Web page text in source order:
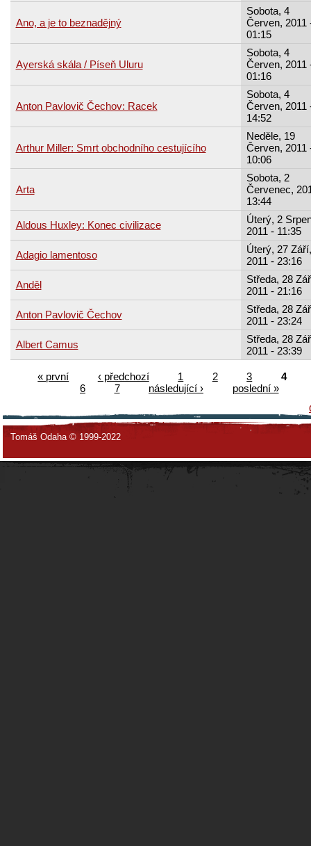
Ano, a je to beznadějný
Sobota, 4
Červen, 2011
01:15
Ayerská skála / Píseň Uluru
Sobota, 4
Červen, 2011
01:16
Anton Pavlovič Čechov: Racek
Sobota, 4
Červen, 2011
14:52
Arthur Miller: Smrt obchodního cestujícího
Neděle, 19
Červen, 2011
10:06
Arta
Sobota, 2
Červenec,
13:44
Aldous Huxley: Konec civilizace
Úterý, 2
2011 - 11:35
Adagio lamentoso
Úterý, 27 Září,
2011 - 23:16
Anděl
Středa, 28
2011 - 21:16
Anton Pavlovič Čechov
Středa, 28
2011 - 23:24
Albert Camus
Středa, 28
2011 - 23:39
« první ‹ předchozí 1 2 3
4
6
7 následující ›
poslední »
Tomáš Odaha © 1999-2022